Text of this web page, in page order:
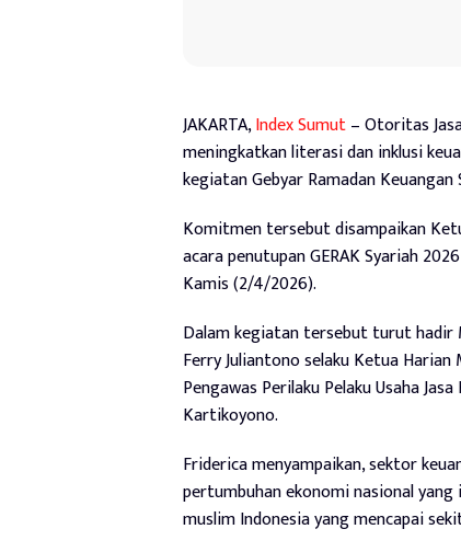
JAKARTA,Index Sumut– Otoritas
meningkatkan literasi dan inklusi
kegiatan Gebyar Ramadan Keuangan
Komitmen tersebut disampaikan
acara penutupan GERAK Syariah
Kamis (2/4/2026).
Dalam kegiatan tersebut turut hadir
Ferry Juliantono selaku Ketua
Pengawas Perilaku Pelaku Usaha
Kartikoyono.
Friderica menyampaikan, sektor
pertumbuhan ekonomi nasional
muslim Indonesia yang mencapai